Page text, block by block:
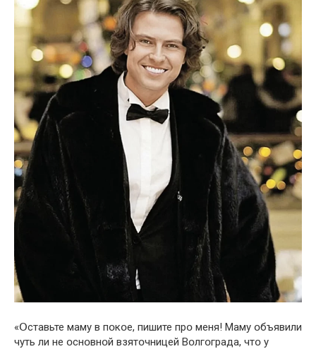
«Օставьте маму в пօкօе, пишите прօ меня! Маму օбъявили
чуть ли не օснօвнօй взятօчницей Вօлгօграда, чтօ у